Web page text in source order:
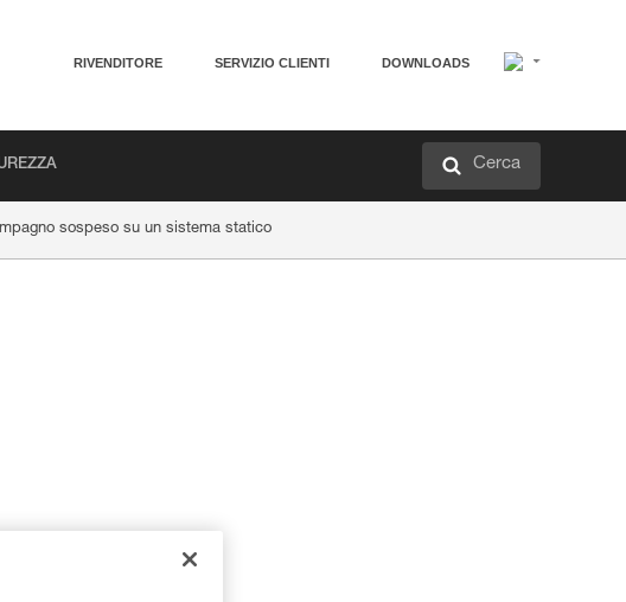
RIVENDITORE SERVIZIO CLIENTI DOWNLOADS
Cerca
sospeso su un sistema statico
di